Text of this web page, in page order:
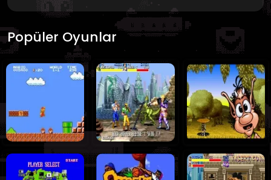
Popüler Oyunlar